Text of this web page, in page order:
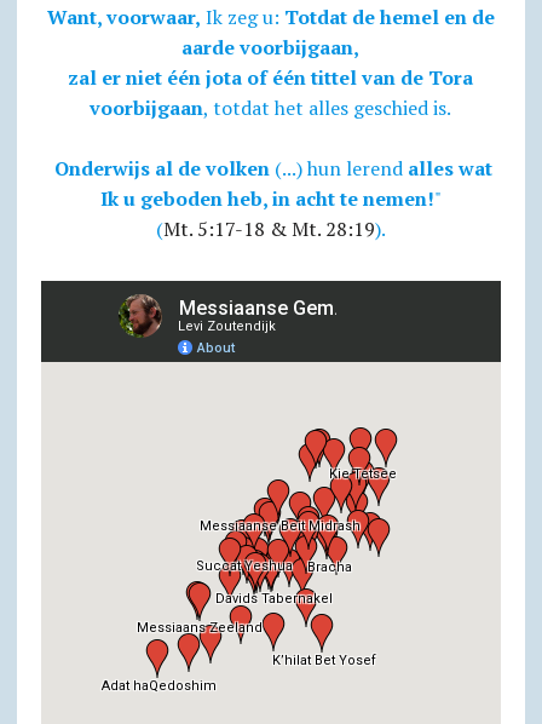
Want, voorwaar, Ik zeg u: Totdat de hemel en de
aarde voorbijgaan,
zal er niet één jota of één tittel van de Tora
voorbijgaan, totdat het alles geschied is.
Onderwijs al de volken(...) hun lerend alles wat
Ik u geboden heb, in acht te nemen!"
(Mt. 5:17-18 & Mt. 28:19).